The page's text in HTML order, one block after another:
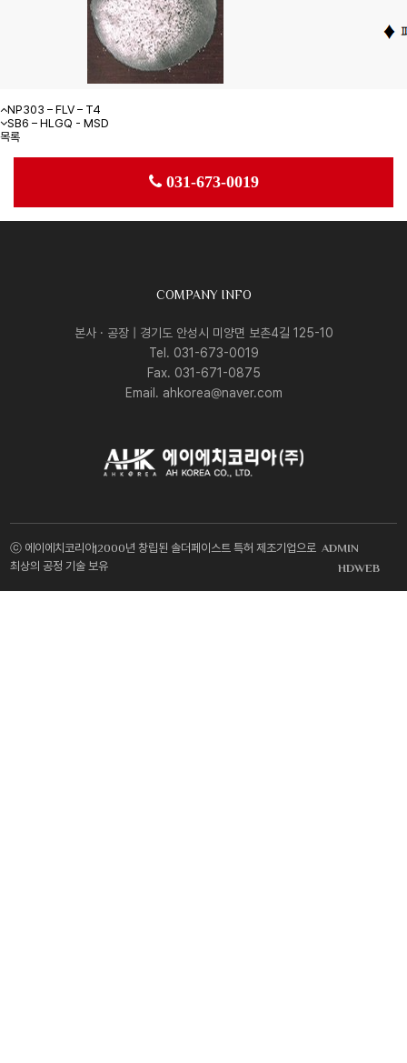
NP303 – FLV – T4
SB6 – HLGQ - MSD
목록
031-673-0019
COMPANY INFO
본사 · 공장 | 경기도 안성시 미양면 보촌4길 125-10
Tel. 031-673-0019
Fax. 031-671-0875
Email. ahkorea@naver.com
ⓒ 에이에치코리아|2000년 창립된 솔더페이스트 특허 제조기업으로
최상의 공정 기술 보유
ADMIN
HDWEB